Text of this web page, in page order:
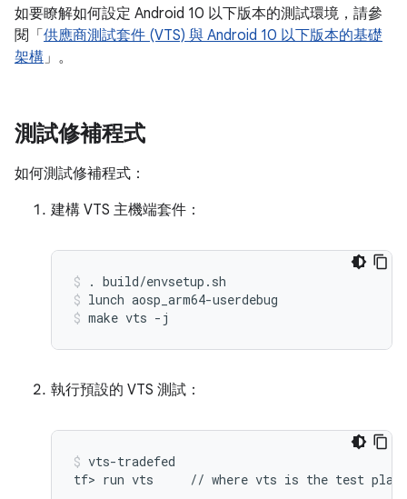
如要瞭解如何設定 Android 10 以下版本的測試環境，請參
閱「 供應商測試套件 (VTS) 與 Android 10 以下版本的基礎
架構」。
測試修補程式
如何測試修補程式：
建構 VTS 主機端套件：
. build/envsetup.sh
lunch aosp_arm64-userdebug
make vts -j
執行預設的 VTS 測試：
vts-tradefed